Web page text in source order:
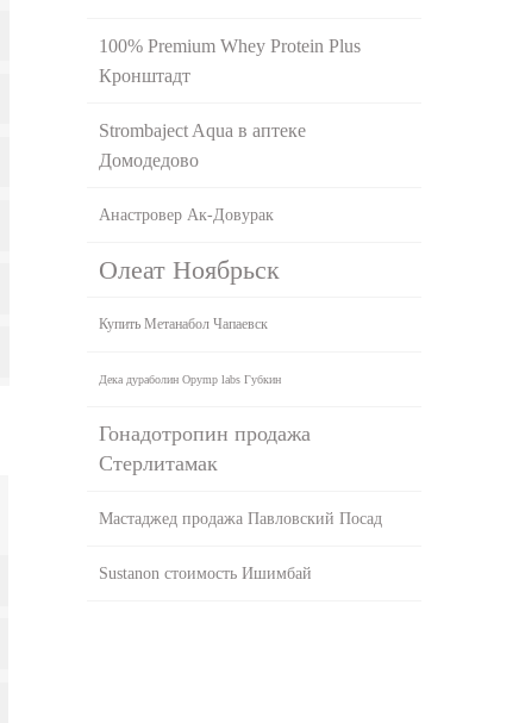
100% Premium Whey Protein Plus
Кронштадт
Strombaject Aqua в аптеке
Домодедово
Анастровер Ак-Довурак
Олеат Ноябрьск
Купить Метанабол Чапаевск
Дека дураболин Opymp labs Губкин
Гонадотропин продажа
Стерлитамак
Мастаджед продажа Павловский Посад
Sustanon стоимость Ишимбай